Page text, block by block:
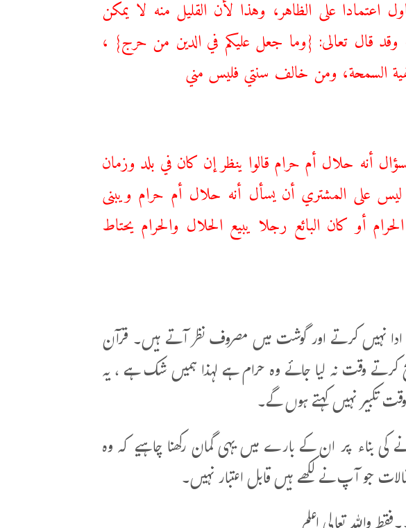
وقد قال تعالى: {وما جعل عليكم في الدين من حرج} ،
السمحة، ومن خالف سنتي فليس مني
أنه حلال أم حرام قالوا ينظر إن كان في بلد وزمان
على المشتري أن يسأل أنه حلال أم حرام ويبنى
أو كان البائع رجلا يبيع الحلال والحرام يحتاط
ادا نہیں کرتے اور گوشت میں مصروف نظر آتے ہیں۔ قرآن
کرتے وقت نہ لیا جائے وہ حرام ہے لہذا ہمیں شک ہے ، یہ
تکبیر نہیں کہتے ہوں گے۔
بناء پر ان کے بارے میں یہی گمان رکھنا چاہیے کہ وہ
جو آپ نے لکھے ہیں قابل اعتبار نہیں۔